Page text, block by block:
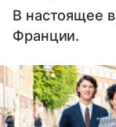
В настоящее
Франции.